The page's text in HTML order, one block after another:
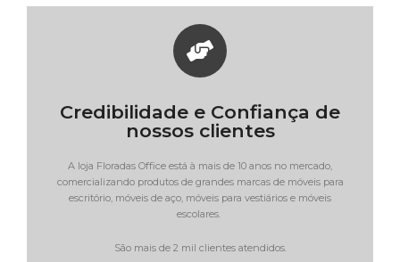
Credibilidade e Confiança de
nossos clientes
A loja Floradas Office está à mais de 10 anos no mercado,
comercializando produtos de grandes marcas de móveis para
escritório, móveis de aço, móveis para vestiários e móveis
escolares.
São mais de 2 mil clientes atendidos.